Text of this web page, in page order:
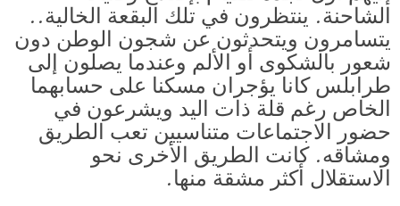
الشاحنة. ينتظرون في تلك البقعة الخالية..
يتسامرون ويتحدثون عن شجون الوطن دون
شعور بالشكوى أو الألم وعندما يصلون إلى
طرابلس كانا يؤجران مسكنا على حسابهما
الخاص رغم قلة ذات اليد ويشرعون في
حضور الاجتماعات متناسيين تعب الطريق
ومشاقه. كانت الطريق الأخرى نحو
الاستقلال أكثر مشقة منها.